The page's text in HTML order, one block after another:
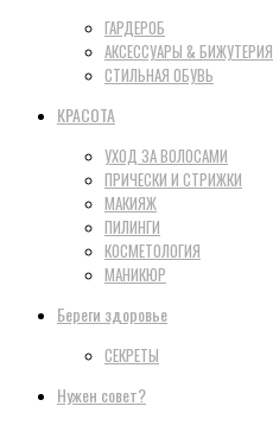
ГАРДЕРОБ
АКСЕССУАРЫ & БИЖУТЕРИЯ
СТИЛЬНАЯ ОБУВЬ
КРАСОТА
УХОД ЗА ВОЛОСАМИ
ПРИЧЕСКИ И СТРИЖКИ
МАКИЯЖ
ПИЛИНГИ
КОСМЕТОЛОГИЯ
МАНИКЮР
Береги здоровье
СЕКРЕТЫ
Нужен совет?